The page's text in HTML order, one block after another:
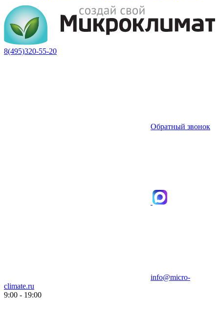
8(495)320-55-20
Обратный звонок
info@micro-
climate.ru
9:00 - 19:00